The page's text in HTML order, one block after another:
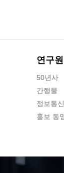
연구
50년사
간행물
정보통
홍보 동